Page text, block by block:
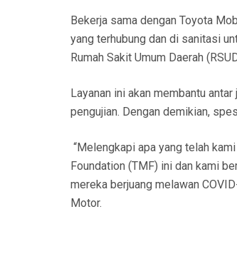
Bekerja sama dengan Toyota
yang terhubung dan di sanitasi
Rumah Sakit Umum Daerah
Layanan ini akan membantu
pengujian. Dengan demikian,
“Melengkapi apa yang telah
Foundation (TMF) ini dan kami
mereka berjuang melawan
Motor.